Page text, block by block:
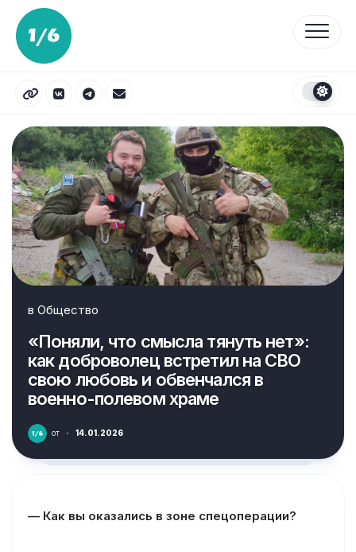
Перейти
содержанию
в Общество
«Поняли, что смысла тянуть нет»:
как доброволец встретил на СВО
свою любовь и обвенчался в
военно-полевом храме
от · 14.01.2026
— Как вы оказались в зоне спецоперации?